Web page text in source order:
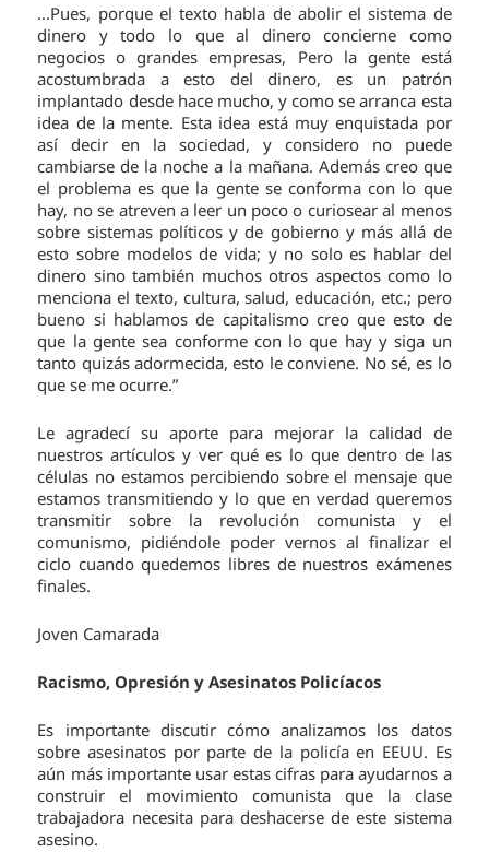
…Pues, porque el texto habla de abolir el sistema de
dinero y todo lo que al dinero concierne como
negocios o grandes empresas, Pero la gente está
acostumbrada a esto del dinero, es un patrón
implantado desde hace mucho, y como se arranca esta
idea de la mente. Esta idea está muy enquistada por
así decir en la sociedad, y considero no puede
cambiarse de la noche a la mañana. Además creo que
el problema es que la gente se conforma con lo que
hay, no se atreven a leer un poco o curiosear al menos
sobre sistemas políticos y de gobierno y más allá de
esto sobre modelos de vida; y no solo es hablar del
dinero sino también muchos otros aspectos como lo
menciona el texto, cultura, salud, educación, etc.; pero
bueno si hablamos de capitalismo creo que esto de
que la gente sea conforme con lo que hay y siga un
tanto quizás adormecida, esto le conviene. No sé, es lo
que se me ocurre.”
Le agradecí su aporte para mejorar la calidad de
nuestros artículos y ver qué es lo que dentro de las
células no estamos percibiendo sobre el mensaje que
estamos transmitiendo y lo que en verdad queremos
transmitir sobre la revolución comunista y el
comunismo, pidiéndole poder vernos al finalizar el
ciclo cuando quedemos libres de nuestros exámenes
finales.
Joven Camarada
Racismo, Opresión y Asesinatos Policíacos
Es importante discutir cómo analizamos los datos
sobre asesinatos por parte de la policía en EEUU. Es
aún más importante usar estas cifras para ayudarnos a
construir el movimiento comunista que la clase
trabajadora necesita para deshacerse de este sistema
asesino.